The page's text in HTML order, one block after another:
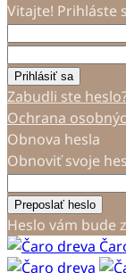
Vitajte! Prihláste
Zabudli ste
Ochrana
Obnova hesla
Obnoviť svoje
Heslo vám bude